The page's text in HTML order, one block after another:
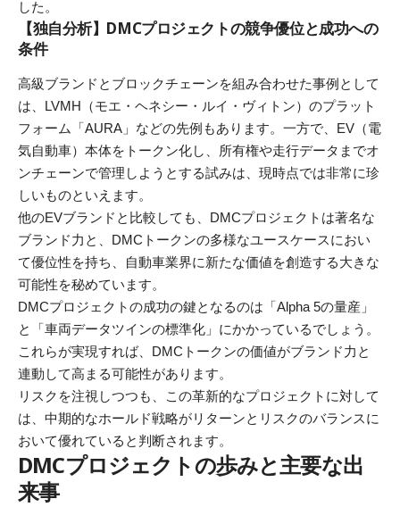
した。
【独自分析】DMCプロジェクトの競争優位と成功への
条件
高級ブランドとブロックチェーンを組み合わせた事例として
は、LVMH（モエ・ヘネシー・ルイ・ヴィトン）のプラット
フォーム「AURA」などの先例もあります。一方で、EV（電
気自動車）本体をトークン化し、所有権や走行データまでオ
ンチェーンで管理しようとする試みは、現時点では非常に珍
しいものといえます。
他のEVブランドと比較しても、DMCプロジェクトは著名な
ブランド力と、DMCトークンの多様なユースケースにおい
て優位性を持ち、自動車業界に新たな価値を創造する大きな
可能性を秘めています。
DMCプロジェクトの成功の鍵となるのは「Alpha 5の量産」
と「車両データツインの標準化」にかかっているでしょう。
これらが実現すれば、DMCトークンの価値がブランド力と
連動して高まる可能性があります。
リスクを注視しつつも、この革新的なプロジェクトに対して
は、中期的なホールド戦略がリターンとリスクのバランスに
おいて優れていると判断されます。
DMCプロジェクトの歩みと主要な出
来事